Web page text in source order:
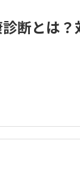
断とは？